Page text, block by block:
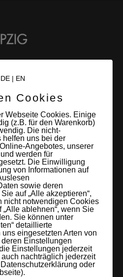
aller Art in
realisieren. Alles da, was man
und Kaffee. Folgt uns!
UNITAS eG [Scholz & Heinz]
Premium Collection [Susann
DE| EN
Cookies
Webseite Cookies. Einige
(z.B. für den Warenkorb)
Die nicht-
uns bei der
Angebotes, unserer
werden für
Die Einwilligung
von Informationen auf
sowie deren
auf „Alle akzeptieren“,
nicht notwendigen Cookies
ablehnen“, wenn Sie
Sie können unter
detaillierte
uns eingesetzten Arten von
Einstellungen
Einstellungen jederzeit
nachträglich jederzeit
oder